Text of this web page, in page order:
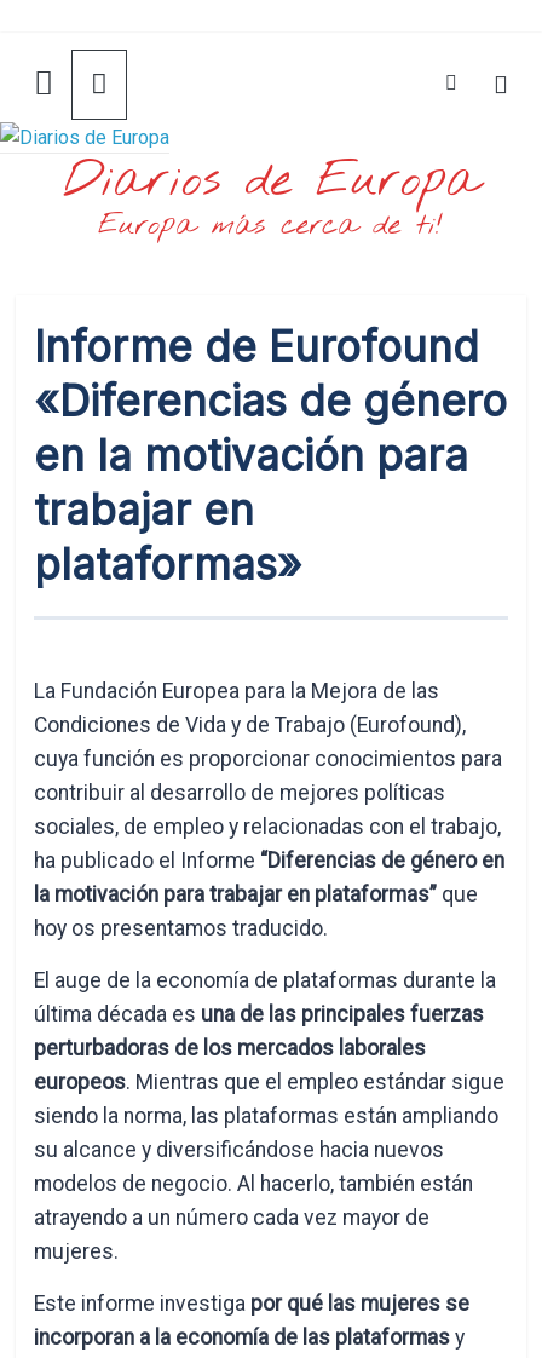
contenido
Diarios de Europa
Europa más cerca de ti!
Informe de Eurofound
«Diferencias de género
en la motivación para
trabajar en
plataformas»
La Fundación Europea para la Mejora de las
Condiciones de Vida y de Trabajo (Eurofound),
cuya función es proporcionar conocimientos para
contribuir al desarrollo de mejores políticas
sociales, de empleo y relacionadas con el trabajo,
ha publicado el Informe “Diferencias de género en
la motivación para trabajar en plataformas” que
hoy os presentamos traducido.
El auge de la economía de plataformas durante la
última década es una de las principales fuerzas
perturbadoras de los mercados laborales
europeos. Mientras que el empleo estándar sigue
siendo la norma, las plataformas están ampliando
su alcance y diversificándose hacia nuevos
modelos de negocio. Al hacerlo, también están
atrayendo a un número cada vez mayor de
mujeres.
Este informe investiga por qué las mujeres se
incorporan a la economía de las plataformasy